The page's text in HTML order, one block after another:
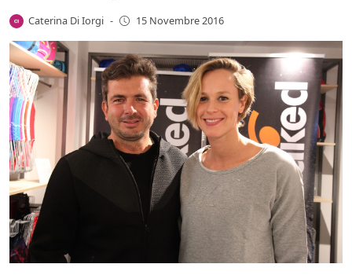
Caterina Di Iorgi - 15 Novembre 2016